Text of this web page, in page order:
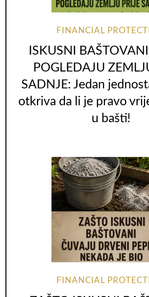
FINANCIAL
ISKUSNI
POGLEDAJU
SADNJE: Jedan
otkriva da li je pravo
u bašti!
FINANCIAL